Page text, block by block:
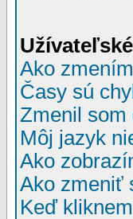
Ako
Časy sú
Zmenil som
Môj jazyk
Ako
Ako zmeniť
Keď